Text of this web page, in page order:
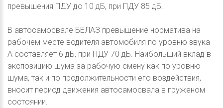
превышения ПДУ до 10 дБ, при ПДУ 85 дБ.
В автосамосвале БЕЛАЗ превышение норматива на
рабочем месте водителя автомобиля по уровню звука
А составляет 6 дБ, при ПДУ 70 дБ. Наибольший вклад в
экспозицию шума за рабочую смену как по уровню
шума, так и по продолжительности его воздействия,
вносит период движения автосамосвала в груженом
состоянии.